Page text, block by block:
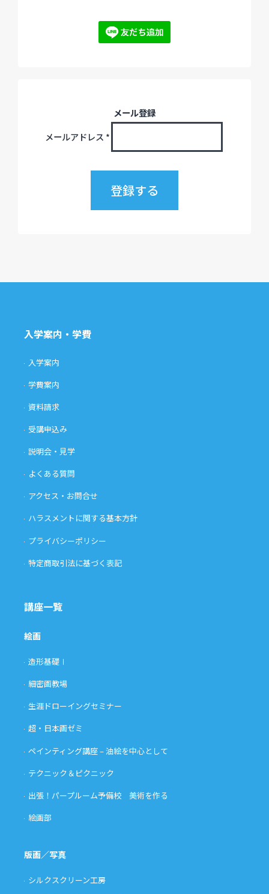
メール登録
メールアドレス *
入学案内・学費
入学案内
学費案内
資料請求
受講申込み
説明会・見学
よくある質問
アクセス・お問合せ
ハラスメントに関する基本方針
プライバシーポリシー
特定商取引法に基づく表記
講座一覧
絵画
造形基礎Ⅰ
細密画教場
生涯ドローイングセミナー
超・日本画ゼミ
ペインティング講座 – 油絵を中心として
テクニック＆ピクニック
出張！パープルーム予備校 美術を作る
絵画部
版画／写真
シルクスクリーン工房